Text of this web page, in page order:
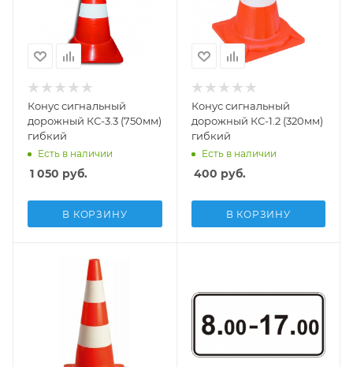
Конус сигнальный
дорожный КС-3.3 (750мм)
гибкий
Есть в наличии
1 050 руб.
В КОРЗИНУ
Конус сигнальный
дорожный КС-1.2 (320мм)
гибкий
Есть в наличии
400 руб.
В КОРЗИНУ